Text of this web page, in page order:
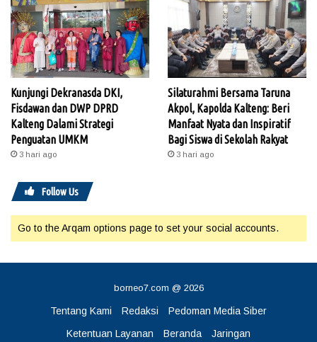
Kunjungi Dekranasda DKI,
Fisdawan dan DWP DPRD
Kalteng Dalami Strategi
Penguatan UMKM
3 hari ago
Silaturahmi Bersama Taruna
Akpol, Kapolda Kalteng: Beri
Manfaat Nyata dan Inspiratif
Bagi Siswa di Sekolah Rakyat
3 hari ago
Follow Us
Go to the Arqam options page to set your social accounts.
borneo7.com @ 2026
Tentang Kami Redaksi
Pedoman Media Siber
Ketentuan Layanan
Beranda Jaringan